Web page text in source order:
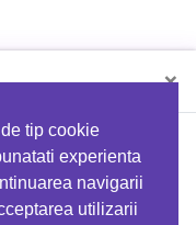
tip cookie
experienta
navigarii
utilizarii
×